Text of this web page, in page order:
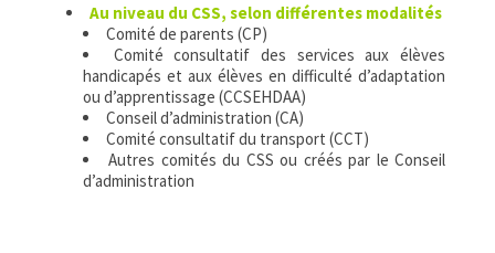
Au niveau du CSS, selon différentes modalités
Comité de parents (CP)
Comité consultatif des services aux élèves
handicapés et aux élèves en difficulté d’adaptation
ou d’apprentissage (CCSEHDAA)
Conseil d’administration (CA)
Comité consultatif du transport (CCT)
Autres comités du CSS ou créés par le Conseil
d’administration